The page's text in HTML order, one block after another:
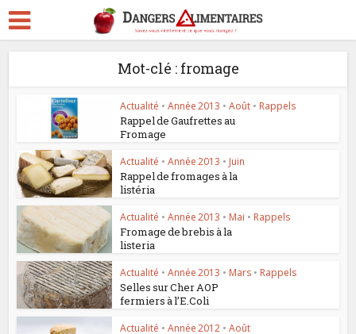
Mot-clé : fromage
Actualité • Année 2013 • Août • Rappels
Rappel de Gaufrettes au
Fromage
Actualité • Année 2013 • Juin
Rappel de fromages à la
listéria
Actualité • Année 2013 • Mai • Rappels
Fromage de brebis à la
listeria
Actualité • Année 2013 • Mars • Rappels
Selles sur Cher AOP
fermiers à l’E.Coli
Actualité • Année 2012 • Août